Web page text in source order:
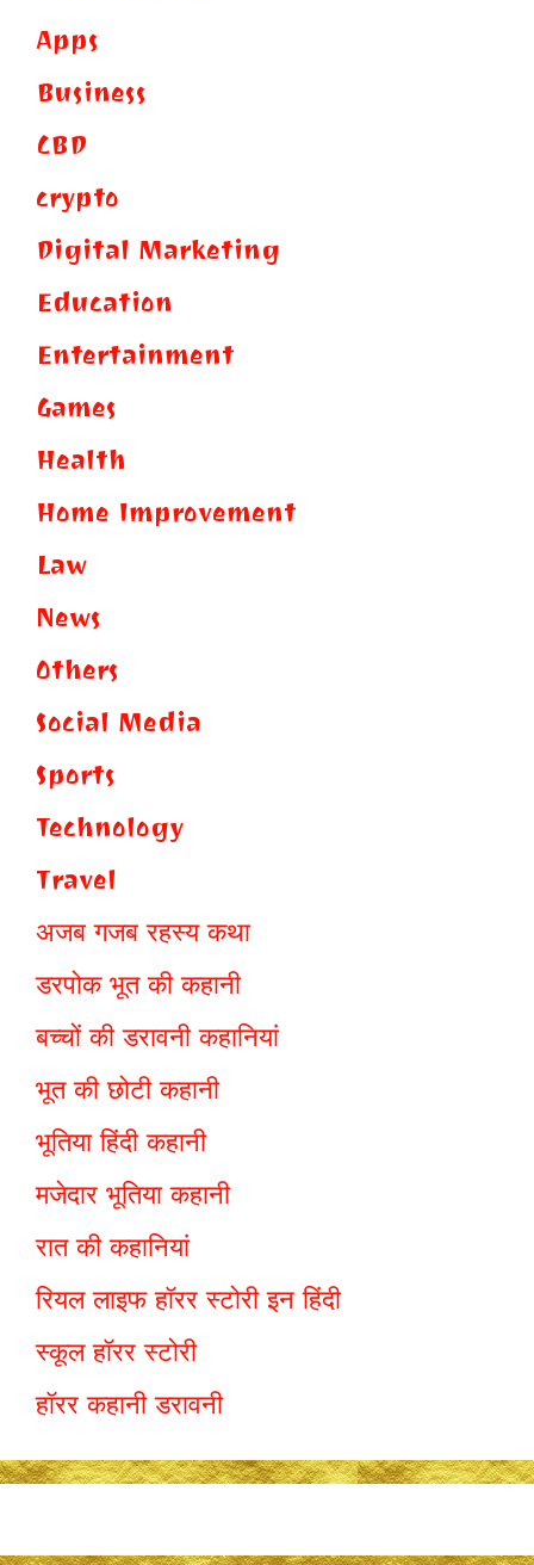
Apps
Business
CBD
crypto
Digital Marketing
Education
Entertainment
Games
Health
Home Improvement
Law
News
Others
Social Media
Sports
Technology
Travel
अजब गजब रहस्य कथा
डरपोक भूत की कहानी
बच्चों की डरावनी कहानियां
भूत की छोटी कहानी
भूतिया हिंदी कहानी
मजेदार भूतिया कहानी
रात की कहानियां
रियल लाइफ हॉरर स्टोरी इन हिंदी
स्कूल हॉरर स्टोरी
हॉरर कहानी डरावनी